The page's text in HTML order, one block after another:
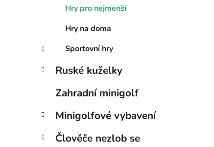
Hry pro nejmenší
Hry na doma
Sportovní hry
Ruské kuželky
Zahradní minigolf
Minigolfové vybavení
Člověče nezlob se